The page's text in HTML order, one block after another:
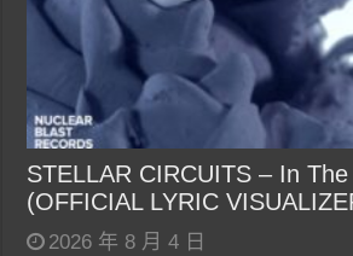
STELLAR CIRCUITS – In
(OFFICIAL LYRIC
2026 年 8 月 4 日